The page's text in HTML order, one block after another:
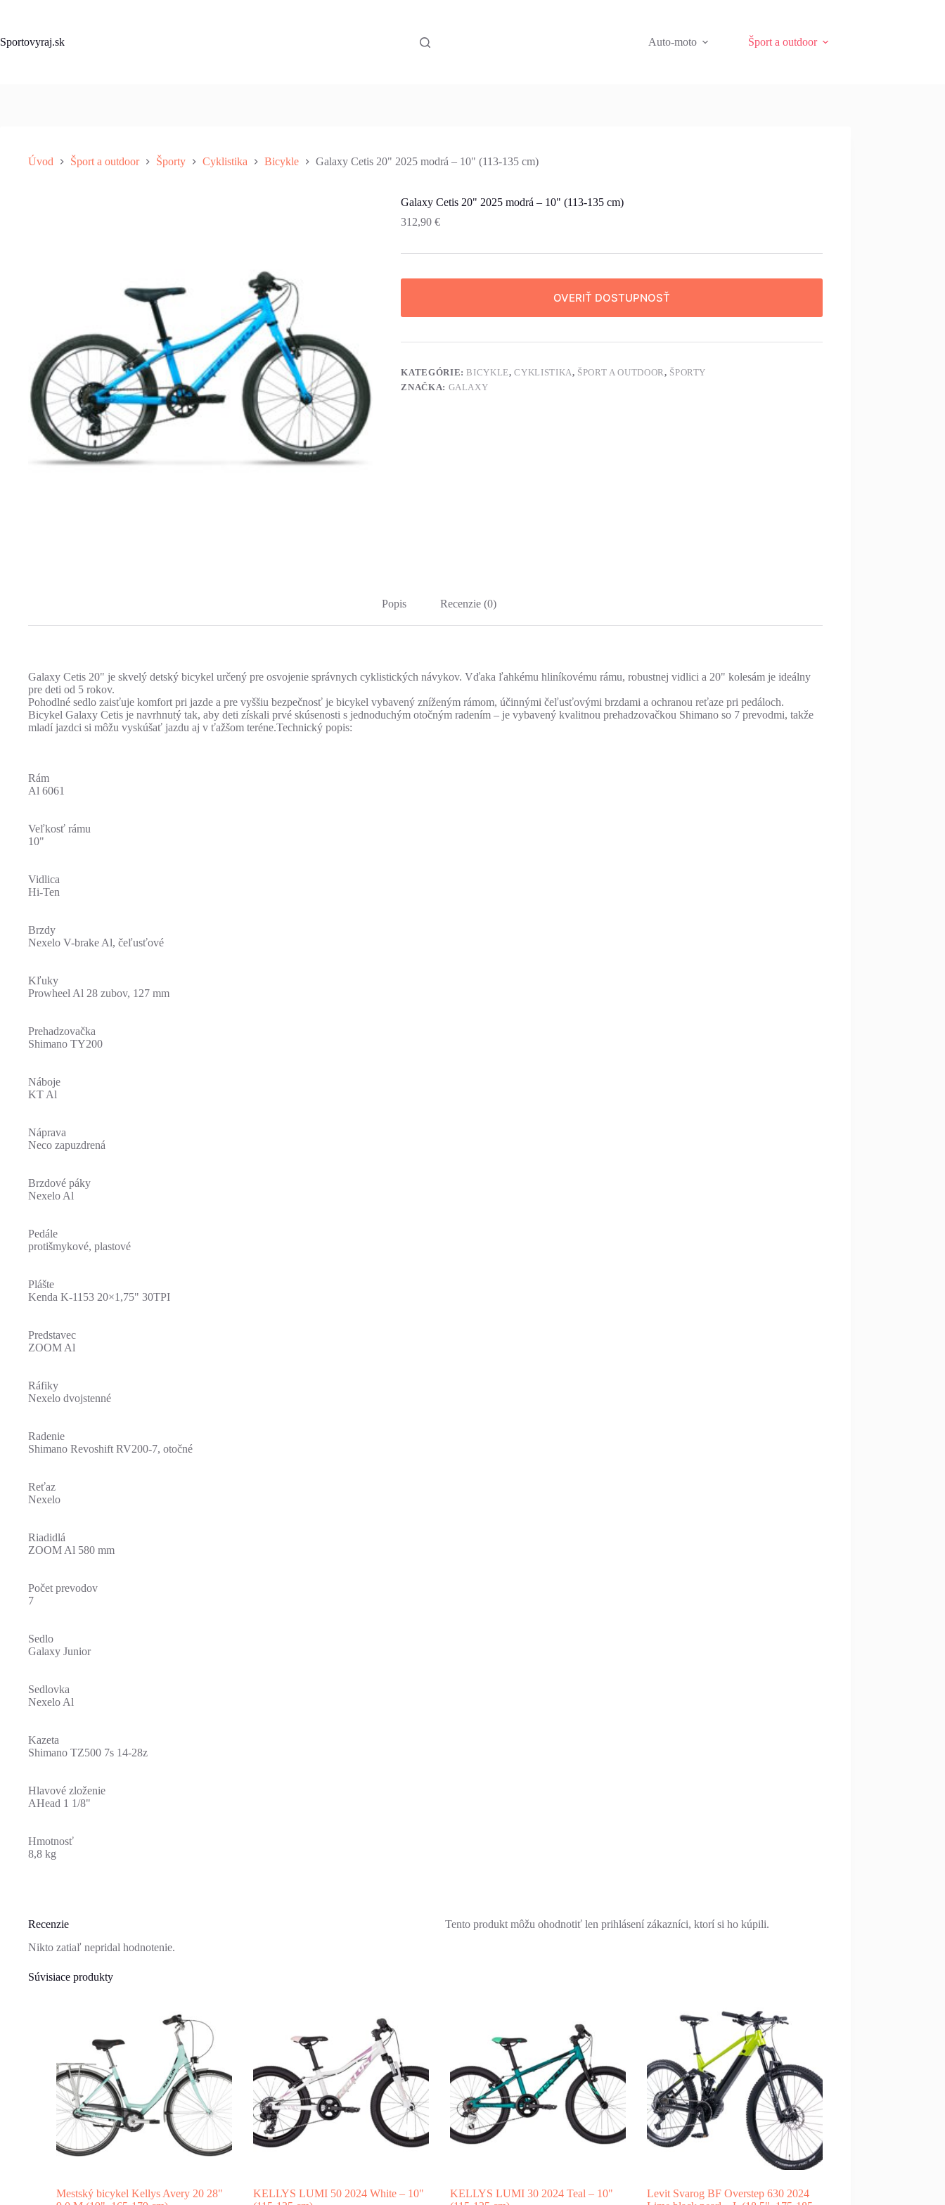
Sportovyraj.sk
Auto-moto Šport a outdoor
Úvod Šport a outdoor Športy Cyklistika Bicykle Galaxy Cetis 20" 2025 modrá – 10" (113-135 cm)
Galaxy Cetis 20" 2025 modrá – 10" (113-135 cm)
312,90€
OVERIŤ DOSTUPNOSŤ
KATEGÓRIE:BICYKLE,CYKLISTIKA, ŠPORT A OUTDOOR, ŠPORTY
ZNAČKA: GALAXY
Popis Recenzie (0)
Galaxy Cetis 20" je skvelý detský bicykel určený pre osvojenie správnych cyklistických návykov. Vďaka ľahkému hliníkovému rámu, robustnej vidlici a 20" kolesám je ideálny
pre deti od 5 rokov.
Pohodlné sedlo zaisťuje komfort pri jazde a pre vyššiu bezpečnosť je bicykel vybavený zníženým rámom, účinnými čeľusťovými brzdami a ochranou reťaze pri pedáloch.
Bicykel Galaxy Cetis je navrhnutý tak, aby deti získali prvé skúsenosti s jednoduchým otočným radením – je vybavený kvalitnou prehadzovačkou Shimano so 7 prevodmi, takže
mladí jazdci si môžu vyskúšať jazdu aj v ťažšom teréne.Technický popis:
Rám
Al 6061
Veľkosť rámu
10"
Vidlica
Hi-Ten
Brzdy
Nexelo V-brake Al, čeľusťové
Kľuky
Prowheel Al 28 zubov, 127 mm
Prehadzovačka
Shimano TY200
Náboje
KT Al
Náprava
Neco zapuzdrená
Brzdové páky
Nexelo Al
Pedále
protišmykové, plastové
Plášte
Kenda K-1153 20×1,75" 30TPI
Predstavec
ZOOM Al
Ráfiky
Nexelo dvojstenné
Radenie
Shimano Revoshift RV200-7, otočné
Reťaz
Nexelo
Riadidlá
ZOOM Al 580 mm
Počet prevodov
7
Sedlo
Galaxy Junior
Sedlovka
Nexelo Al
Kazeta
Shimano TZ500 7s 14-28z
Hlavové zloženie
AHead 1 1/8"
Hmotnosť
8,8 kg
Recenzie
Nikto zatiaľ nepridal hodnotenie.
Tento produkt môžu ohodnotiť len prihlásení zákazníci, ktorí si ho kúpili.
Súvisiace produkty
Mestský bicykel Kellys Avery 20 28"
KELLYS LUMI 50 2024 White – 10"
KELLYS LUMI 30 2024 Teal – 10"
Levit Svarog BF Overstep 630 2024